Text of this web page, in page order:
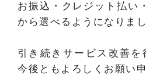
お振込・クレジット払い
から選べるようになりまし
引き続きサービス改善を
今後ともよろしくお願い